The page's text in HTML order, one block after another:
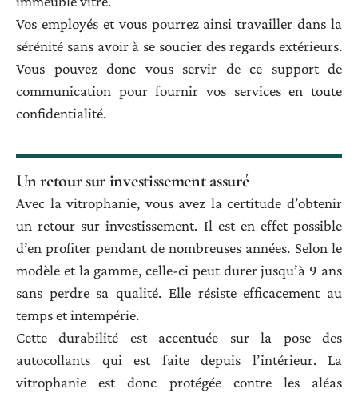
Vos employés et vous pourrez ainsi travailler dans la
sérénité sans avoir à se soucier des regards extérieurs.
Vous pouvez donc vous servir de ce support de
communication pour fournir vos services en toute
confidentialité.
Un retour sur investissement assuré
Avec la vitrophanie, vous avez la certitude d’obtenir
un retour sur investissement. Il est en effet possible
d’en profiter pendant de nombreuses années. Selon le
modèle et la gamme, celle-ci peut durer jusqu’à 9 ans
sans perdre sa qualité. Elle résiste efficacement au
temps et intempérie.
Cette durabilité est accentuée sur la pose des
autocollants qui est faite depuis l’intérieur. La
vitrophanie est donc protégée contre les aléas